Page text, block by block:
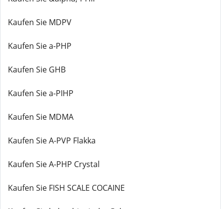
Kaufen Sie MDPV
Kaufen Sie a-PHP
Kaufen Sie GHB
Kaufen Sie a-PIHP
Kaufen Sie MDMA
Kaufen Sie A-PVP Flakka
Kaufen Sie A-PHP Crystal
Kaufen Sie FISH SCALE COCAINE